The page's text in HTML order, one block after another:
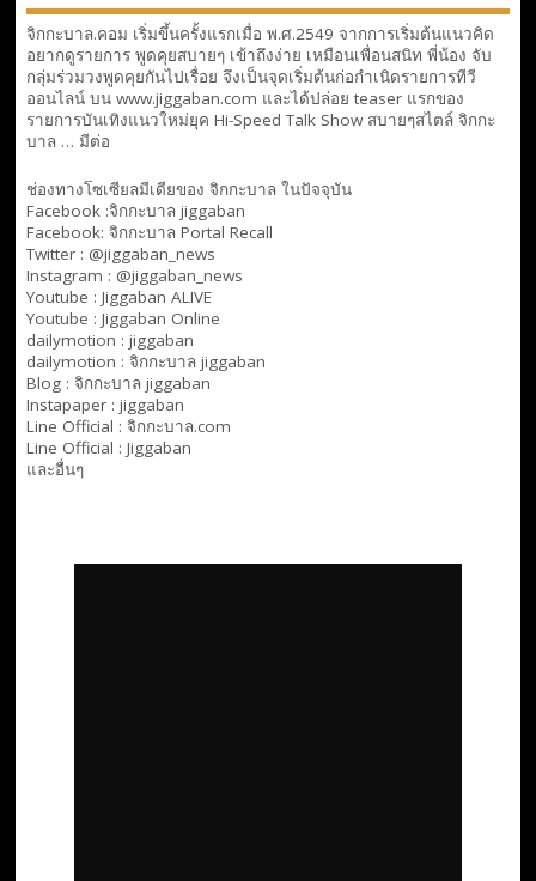
จิกกะบาล.คอม เริ่มขึ้นครั้งแรกเมื่อ พ.ศ.2549 จากการเริ่มต้นแนวคิด
อยากดูรายการ พูดคุยสบายๆ เข้าถึงง่าย เหมือนเพื่อนสนิท พี่น้อง จับ
กลุ่มร่วมวงพูดคุยกันไปเรื่อย จึงเป็นจุดเริ่มต้นก่อกำเนิดรายการทีวี
ออนไลน์ บน www.jiggaban.com และได้ปล่อย teaser แรกของ
รายการบันเทิงแนวใหม่ยุค Hi-Speed Talk Show สบายๆสไตล์ จิกกะ
บาล … มีต่อ
ช่องทางโซเซียลมีเดียของ จิกกะบาล ในปัจจุบัน
Facebook :จิกกะบาล jiggaban
Facebook: จิกกะบาล Portal Recall
Twitter : @jiggaban_news
Instagram : @jiggaban_news
Youtube : Jiggaban ALIVE
Youtube : Jiggaban Online
dailymotion : jiggaban
dailymotion : จิกกะบาล jiggaban
Blog : จิกกะบาล jiggaban
Instapaper : jiggaban
Line Official : จิกกะบาล.com
Line Official : Jiggaban
และอื่นๆ